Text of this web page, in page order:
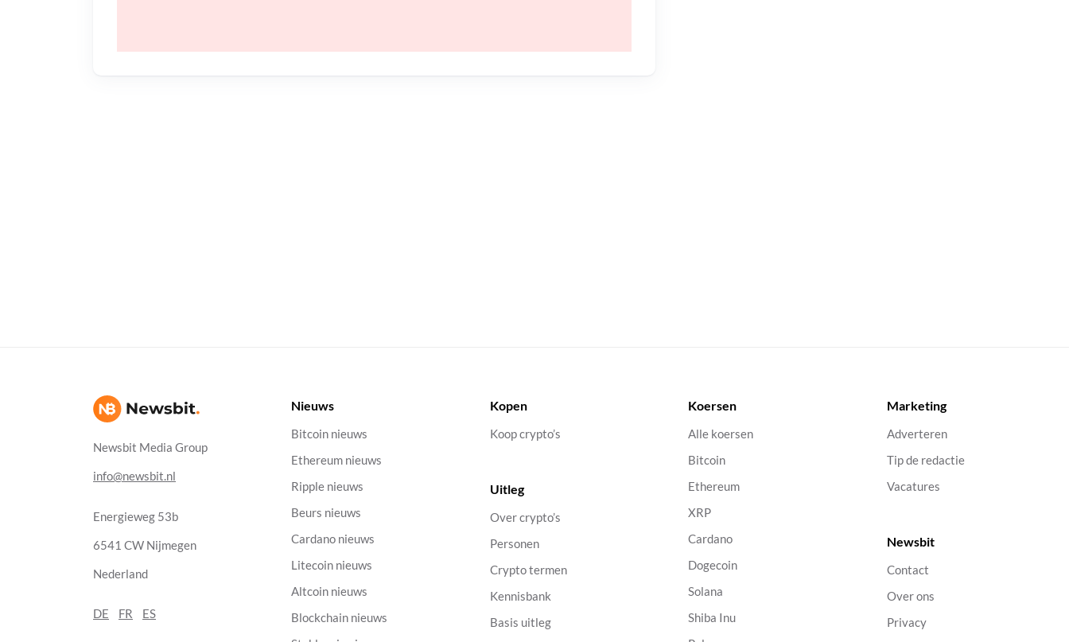
Newsbit Media Group
info@newsbit.nl
Energieweg 53b
6541 CW Nijmegen
Nederland
DE FR ES
Nieuws
Bitcoin nieuws
Ethereum nieuws
Ripple nieuws
Beurs nieuws
Cardano nieuws
Litecoin nieuws
Altcoin nieuws
Blockchain nieuws
Kopen
Koop crypto’s
Uitleg
Over crypto’s
Personen
Crypto termen
Kennisbank
Basis uitleg
Koersen
Alle koersen
Bitcoin
Ethereum
XRP
Cardano
Dogecoin
Solana
Shiba Inu
Marketing
Adverteren
Tip de redactie
Vacatures
Newsbit
Contact
Over ons
Privacy